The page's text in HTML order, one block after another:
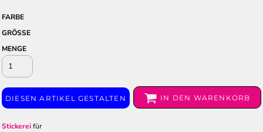
FARBE
GRÖSSE
MENGE
DIESEN ARTIKEL GESTALTEN IN DEN WARENKORB
Stickereifür